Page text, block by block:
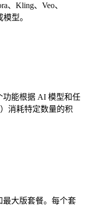
、Kling、Veo、
型。
功能根据 AI 模型和任
消耗特定数量的积
最大版套餐。每个套